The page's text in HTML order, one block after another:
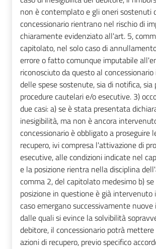
non è contemplato e gli oneri sostenuti
concessionario rientrano nel rischio di
chiaramente evidenziato all'art. 5,
capitolato, nel solo caso di
errore o fatto comunque imputabile
riconosciuto da questo al
delle spese sostenute, sia di notifica, sia
procedure cautelari e/o esecutive. 3)
due casi: a) se è stata presentata
inesigibilità, ma non è ancora
concessionario è obbligato a proseguire
recupero, ivi compresa l'attivazione di
esecutive, alle condizioni indicate nel
e la posizione rientra nella disciplina
comma 2, del capitolato medesimo b)
posizione in questione è già intervenuto
caso emergano successivamente
dalle quali si evince la solvibilità
debitore, il concessionario potrà
azioni di recupero, previo specifico